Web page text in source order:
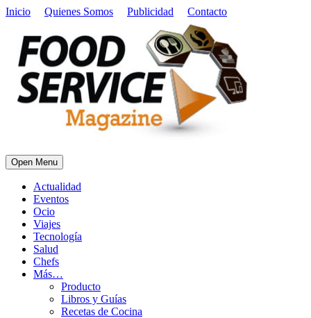
Inicio Quienes Somos Publicidad Contacto
Open Menu
Actualidad
Eventos
Ocio
Viajes
Tecnología
Salud
Chefs
Más…
Producto
Libros y Guías
Recetas de Cocina